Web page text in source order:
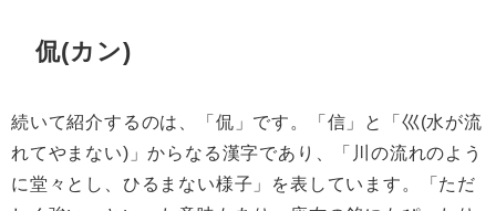
侃(カン)
続いて紹介するのは、「侃」です。「信」と「巛(水が流
れてやまない)」からなる漢字であり、「川の流れのよう
に堂々とし、ひるまない様子」を表しています。「ただ